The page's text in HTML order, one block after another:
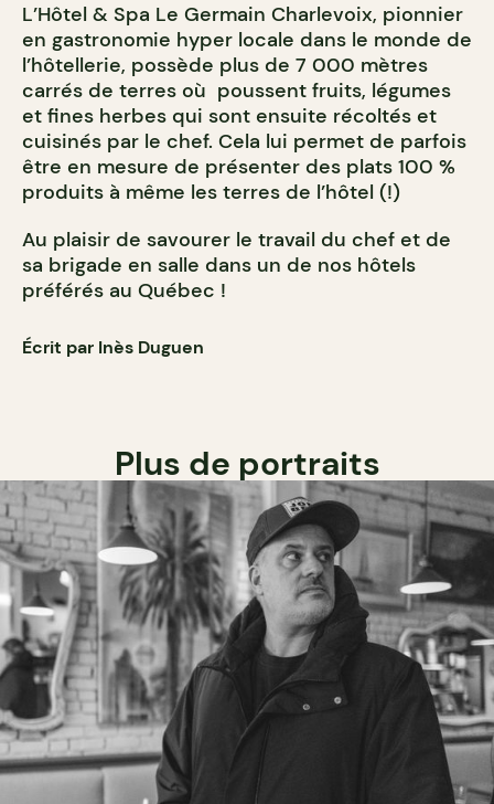
L’Hôtel & Spa Le Germain Charlevoix, pionnier
en gastronomie hyper locale dans le monde de
l’hôtellerie, possède plus de 7 000 mètres
carrés de terres où poussent fruits, légumes
et fines herbes qui sont ensuite récoltés et
cuisinés par le chef. Cela lui permet de parfois
être en mesure de présenter des plats 100 %
produits à même les terres de l’hôtel (!)
Au plaisir de savourer le travail du chef et de
sa brigade en salle dans un de nos hôtels
préférés au Québec !
Écrit par Inès Duguen
Plus de portraits